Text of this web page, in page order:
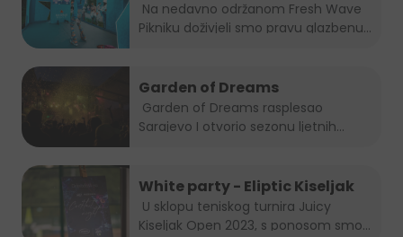
Pikniku doživjeli smo pravu glazbenu...
Garden of Dreams
Sarajevo I otvorio sezonu ljetnih...
White party - Eliptic Kiseljak
Kiseljak Open 2023, s ponosom smo...